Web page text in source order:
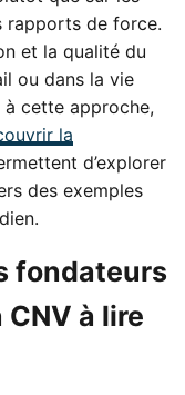
rapports de force.
et la qualité du
ou dans la vie
à cette approche,
la
d’explorer
des exemples
fondateurs
à lire